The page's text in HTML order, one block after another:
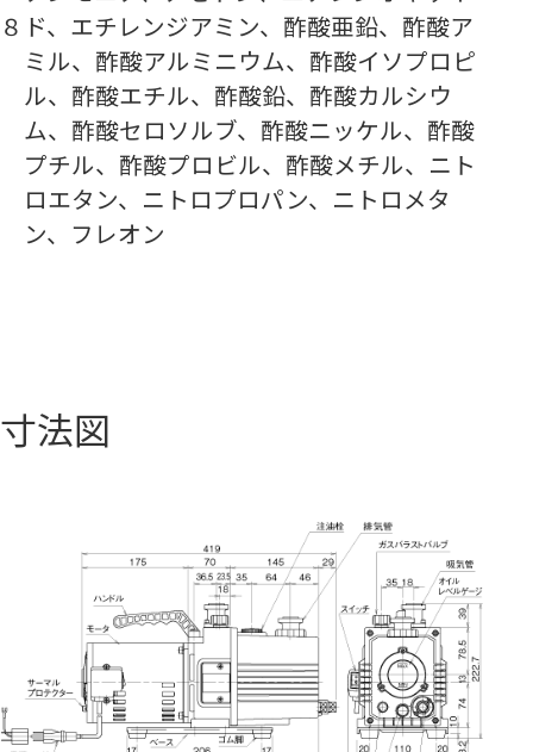
８ ド、エチレンジアミン、酢酸亜鉛、酢酸ア
ミル、酢酸アルミニウム、酢酸イソプロピ
ル、酢酸エチル、酢酸鉛、酢酸カルシウ
ム、酢酸セロソルブ、酢酸ニッケル、酢酸
プチル、酢酸プロビル、酢酸メチル、ニト
ロエタン、ニトロプロパン、ニトロメタ
ン、フレオン
寸法図